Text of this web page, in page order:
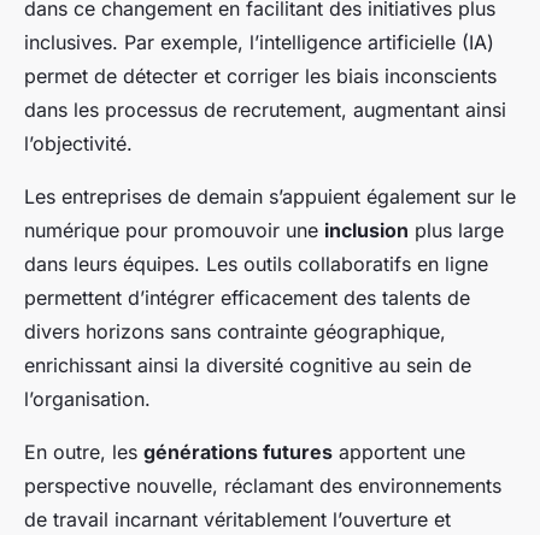
dans ce changement en facilitant des initiatives plus
inclusives. Par exemple, l’intelligence artificielle (IA)
permet de détecter et corriger les biais inconscients
dans les processus de recrutement, augmentant ainsi
l’objectivité.
Les entreprises de demain s’appuient également sur le
numérique pour promouvoir une inclusion plus large
dans leurs équipes. Les outils collaboratifs en ligne
permettent d’intégrer efficacement des talents de
divers horizons sans contrainte géographique,
enrichissant ainsi la diversité cognitive au sein de
l’organisation.
En outre, les générations futures apportent une
perspective nouvelle, réclamant des environnements
de travail incarnant véritablement l’ouverture et